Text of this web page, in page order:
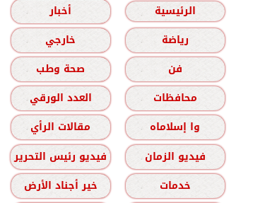
الرئيسية أخبار
رياضة
خارجي
فن
صحة وطب
محافظات
العدد الورقي
وا إسلاماه
مقالات الرأي
فيديو الزمان
فيديو رئيس التحرير
خدمات
خير أجناد الأرض